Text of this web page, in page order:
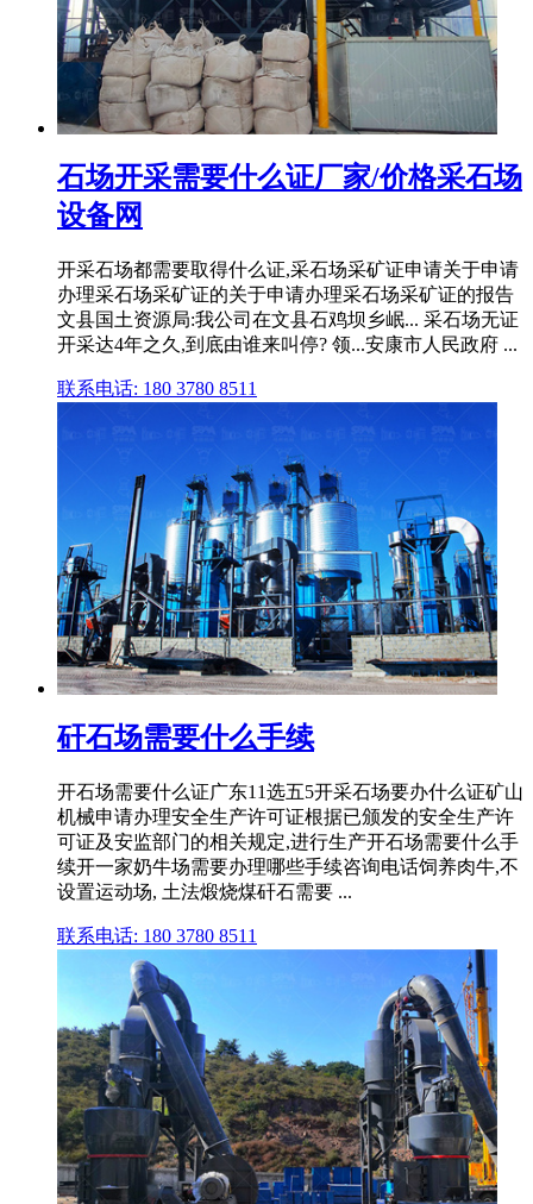
石场开采需要什么证厂家/价格采石场
设备网
开采石场都需要取得什么证,采石场采矿证申请关于申请
办理采石场采矿证的关于申请办理采石场采矿证的报告
文县国土资源局:我公司在文县石鸡坝乡岷... 采石场无证
开采达4年之久,到底由谁来叫停? 领...安康市人民政府 ...
联系电话: 180 3780 8511
矸石场需要什么手续
开石场需要什么证广东11选五5开采石场要办什么证矿山
机械申请办理安全生产许可证根据已颁发的安全生产许
可证及安监部门的相关规定,进行生产开石场需要什么手
续开一家奶牛场需要办理哪些手续咨询电话饲养肉牛,不
设置运动场, 土法煅烧煤矸石需要 ...
联系电话: 180 3780 8511